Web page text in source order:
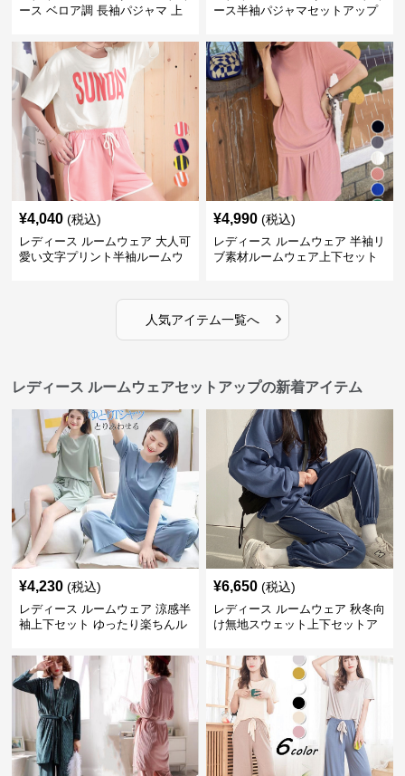
ース ベロア調 長袖パジャマ 上
ース半袖パジャマセットアップ
¥4,040 (税込)
レディース ルームウェア 大人可
愛い文字プリント半袖ルームウ
¥4,990 (税込)
レディース ルームウェア 半袖リ
ブ素材ルームウェア上下セット
人気アイテム一覧へ ›
レディース ルームウェアセットアップの新着アイテム
¥4,230 (税込)
レディース ルームウェア 涼感半
袖上下セット ゆったり楽ちんル
¥6,650 (税込)
レディース ルームウェア 秋冬向
け無地スウェット上下セットア